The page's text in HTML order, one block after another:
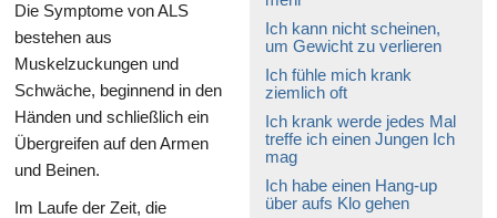
Ich kann nicht scheinen,
um Gewicht zu verlieren
Ich fühle mich krank
ziemlich oft
Ich krank werde jedes Mal
treffe ich einen Jungen Ich
mag
Ich habe einen Hang-up
über aufs Klo gehen
Die Symptome von ALS
bestehen aus
Muskelzuckungen und
Schwäche, beginnend in den
Händen und schließlich ein
Übergreifen auf den Armen
und Beinen.
Im Laufe der Zeit, die